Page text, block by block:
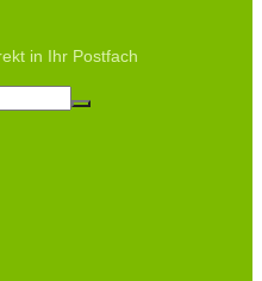
in Ihr Postfach